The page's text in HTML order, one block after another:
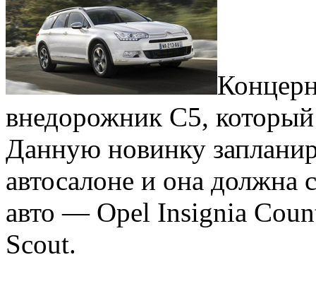
внедорожник С5,
Данную новинку
автосалоне и она должна
авто — Opel Insignia
Scout.